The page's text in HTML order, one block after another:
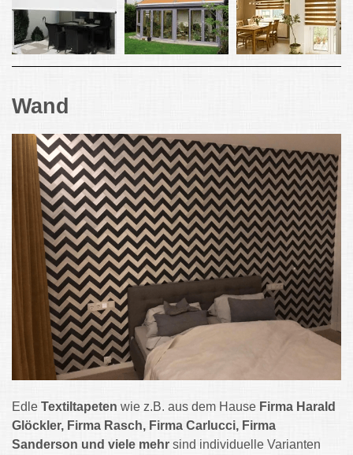
Wand
Edle Textiltapeten wie z.B. aus dem Hause Firma Harald
Glöckler, Firma Rasch, Firma Carlucci, Firma
Sanderson und viele mehr sind individuelle Varianten